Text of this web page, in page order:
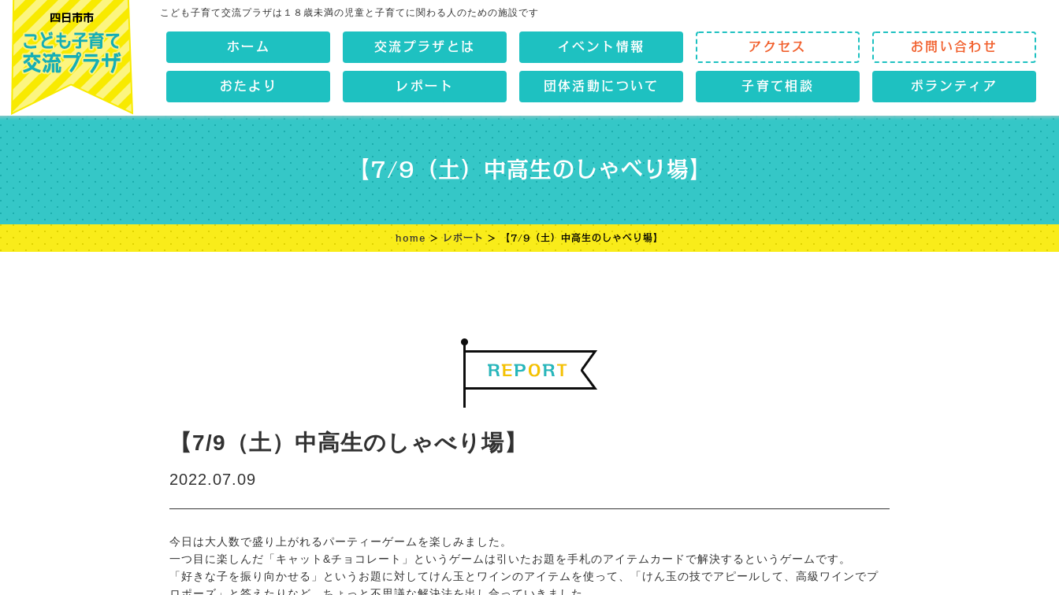
こども子育て交流プラザは１８歳未満の児童と子育てに関わる人のための施設です
ホーム 交流プラザとは イベント情報 アクセス お問い合わせ
おたより レポート 団体活動について 子育て相談 ボランティア
【7/9（土）中高生のしゃべり場】
home >レポート > 【7/9（土）中高生のしゃべり場】
【7/9（土）中高生のしゃべり場】
2022.07.09
今日は大人数で盛り上がれるパーティーゲームを楽しみました。
一つ目に楽しんだ「キャット&チョコレート」というゲームは引いたお題を手札のアイテムカードで解決するというゲームです。
「好きな子を振り向かせる」というお題に対してけん玉とワインのアイテムを使って、「けん玉の技でアピールして、高級ワインでプ